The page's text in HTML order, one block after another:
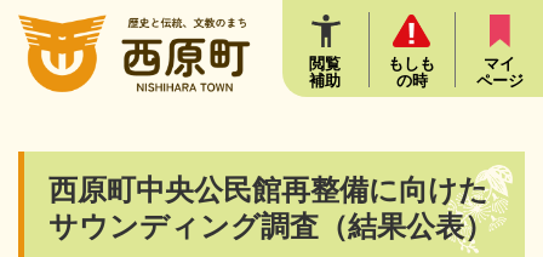
メニューを飛ばして本文へ
閲覧
補助
もしも
の時
マイ
ページ
西原町中央公民館再整備に向けた
サウンディング調査（結果公表）